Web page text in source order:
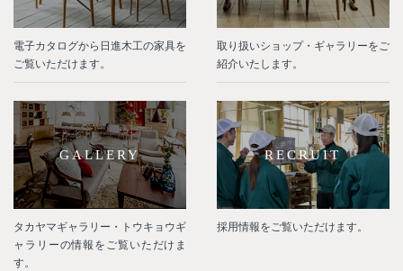
電子カタログから日進木工の家具を
ご覧いただけます。
取り扱いショップ・ギャラリーをご
紹介いたします。
GALLERY
タカヤマギャラリー・トウキョウギ
ャラリーの情報をご覧いただけま
す。
RECRUIT
採用情報をご覧いただけます。